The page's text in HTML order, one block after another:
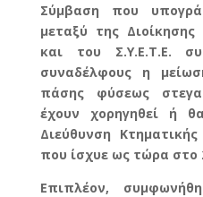
Σύμβαση που
μεταξύ της
και του Σ.Υ.Ε.Τ.Ε.
συναδέλφους η
πάσης φύσεως
έχουν χορηγηθεί ή
Διεύθυνση
που ίσχυε ως τώρα στο
Επιπλέον,